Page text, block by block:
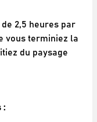
2,5 heures par
vous terminiez la
du paysage
: